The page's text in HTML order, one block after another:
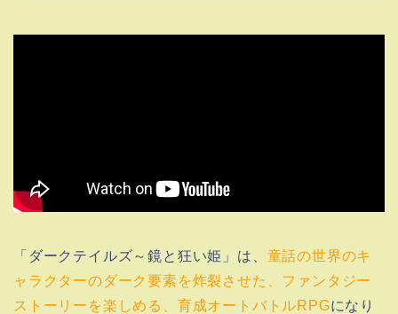
「ダークテイルズ～鏡と狂い姫」は、 童話の世界のキ
ャラクターのダーク要素を炸裂させた、ファンタジー
ストーリーを楽しめる、育成オートバトルRPGになり